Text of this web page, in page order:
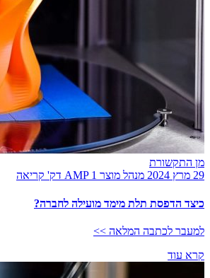
מן התקשורת
29 מרץ 2024
מנהל מוצר AMP 1 דק' קריאה
כיצד הדפסת תלת מימד מועילה לחברה?
למעבר לכתבה המלאה >>
קרא עוד